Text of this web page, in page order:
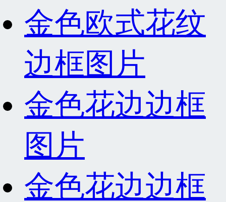
金色欧式花纹
边框图片
金色花边边框
图片
金色花边边框